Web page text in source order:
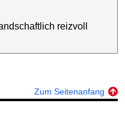
reizvoll
Zum Seitenanfang